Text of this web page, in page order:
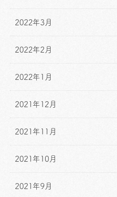
2022年3月
2022年2月
2022年1月
2021年12月
2021年11月
2021年10月
2021年9月